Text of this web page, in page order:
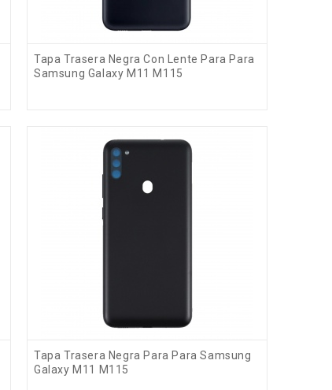
Tapa Trasera Negra Con Lente Para Para
Samsung Galaxy M11 M115
Tapa Trasera Negra Para Para Samsung
Galaxy M11 M115